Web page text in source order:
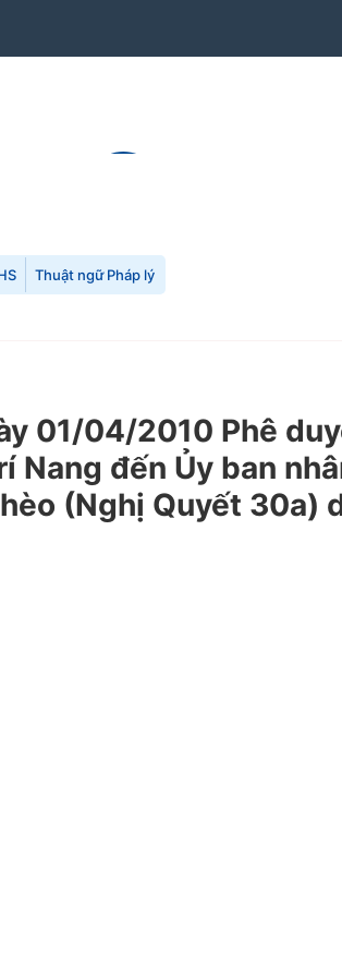
Thuật ngữ Pháp lý
01/04/2010 Phê
đến Ủy ban
(Nghị Quyết 30a)